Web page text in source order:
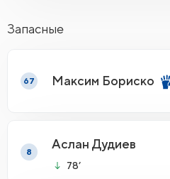
Запасные
67 Максим Бориско
8
Аслан Дудиев
78’